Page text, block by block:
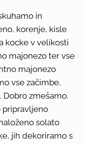
in
korenje, kisle
kocke v velikosti
majonezo ter vse
majonezo
vse začimbe,
zmešamo.
pripravljeno
solato
jih dekoriramo s